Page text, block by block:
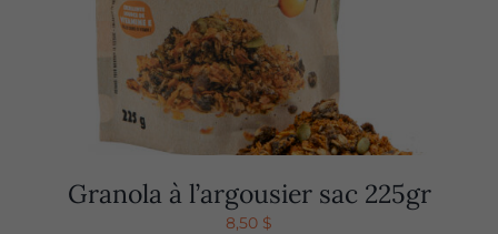
Granola à l’argousier sac 225gr
8,50 $